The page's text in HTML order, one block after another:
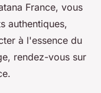
France, vous
authentiques,
à l'essence du
rendez-vous sur